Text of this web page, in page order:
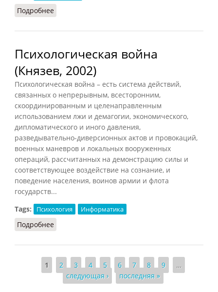
Подробнее
Психологическая война
(Князев, 2002)
Психологическая война – есть система действий,
связанных о непрерывным, всесторонним,
скоординированным и целенаправленным
использованием лжи и демагогии, экономического,
дипломатического и иного давления,
разведывательно-диверсионных актов и провокаций,
военных маневров и локальных вооруженных
операций, рассчитанных на демонстрацию силы и
соответствующее воздействие на сознание, и
поведение населения, воинов армии и флота
государств...
Tags:
Психология Информатика
Подробнее
Страницы
1 2 3 4 5 6 7 8 9
…
следующая ›
последняя »